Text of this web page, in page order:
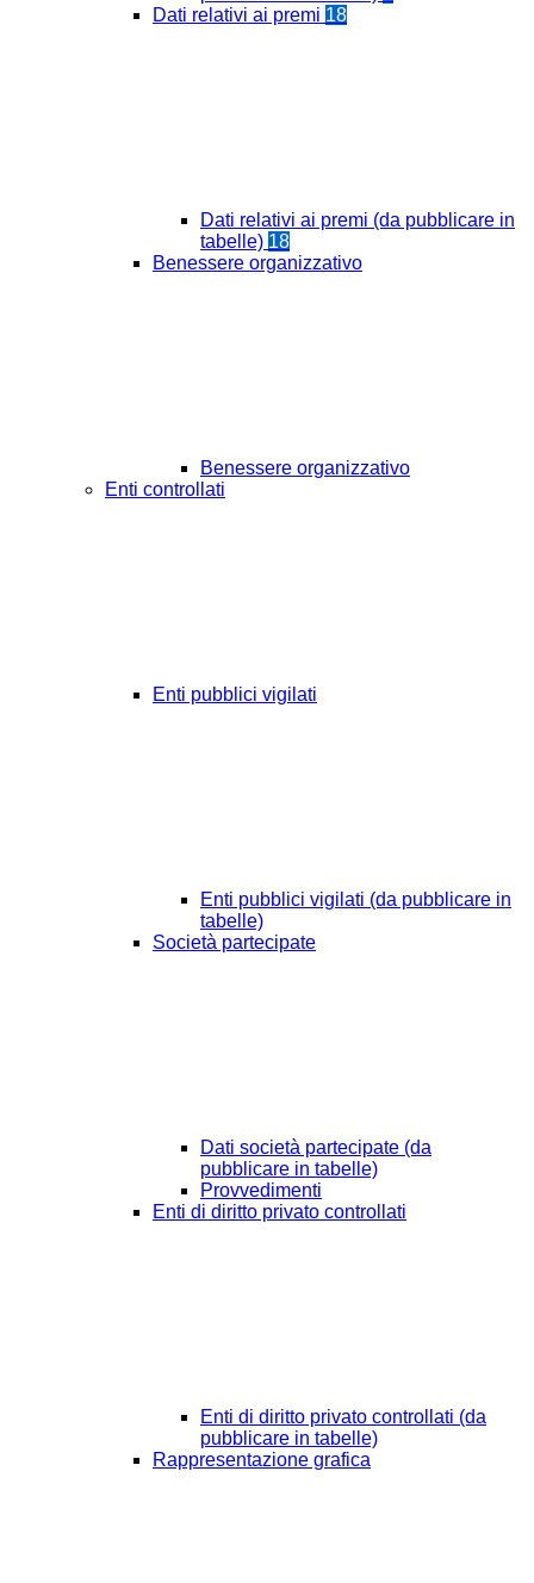
Dati relativi ai premi 18
Dati relativi ai premi (da pubblicare in
tabelle) 18
Benessere organizzativo
Benessere organizzativo
Enti controllati
Enti pubblici vigilati
Enti pubblici vigilati (da pubblicare in
tabelle)
Società partecipate
Dati società partecipate (da
pubblicare in tabelle)
Provvedimenti
Enti di diritto privato controllati
Enti di diritto privato controllati (da
pubblicare in tabelle)
Rappresentazione grafica